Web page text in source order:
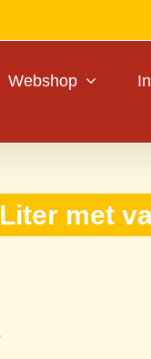
Webshop
met